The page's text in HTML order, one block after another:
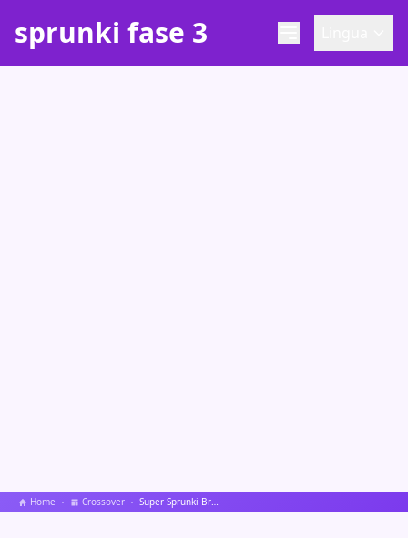
sprunki fase 3
Home Crossover Super Sprunki Brasil V1